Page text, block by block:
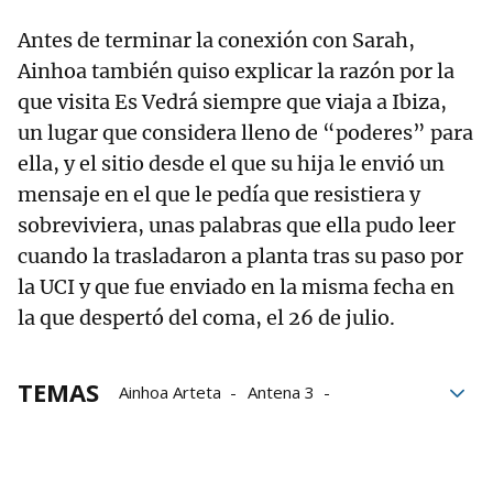
Antes de terminar la conexión con Sarah,
Ainhoa también quiso explicar la razón por la
que visita Es Vedrá siempre que viaja a Ibiza,
un lugar que considera lleno de “poderes” para
ella, y el sitio desde el que su hija le envió un
mensaje en el que le pedía que resistiera y
sobreviviera, unas palabras que ella pudo leer
cuando la trasladaron a planta tras su paso por
la UCI y que fue enviado en la misma fecha en
la que despertó del coma, el 26 de julio.
TEMAS Ainhoa Arteta
Antena 3